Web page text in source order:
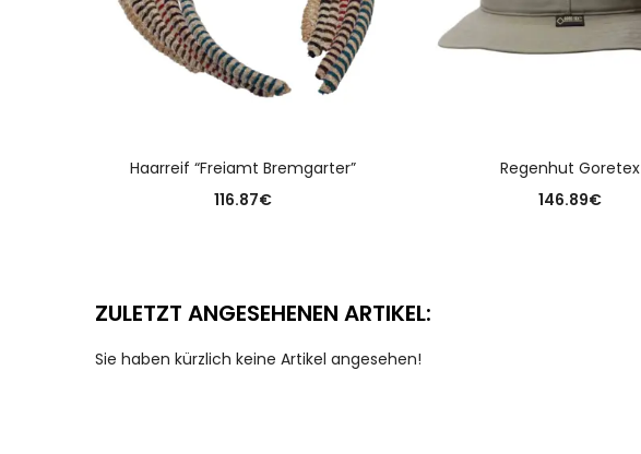
Haarreif “Freiamt Bremgarter”
116.87€
Regenhut Goretex
146.89€
ZULETZT ANGESEHENEN ARTIKEL:
Sie haben kürzlich keine Artikel angesehen!